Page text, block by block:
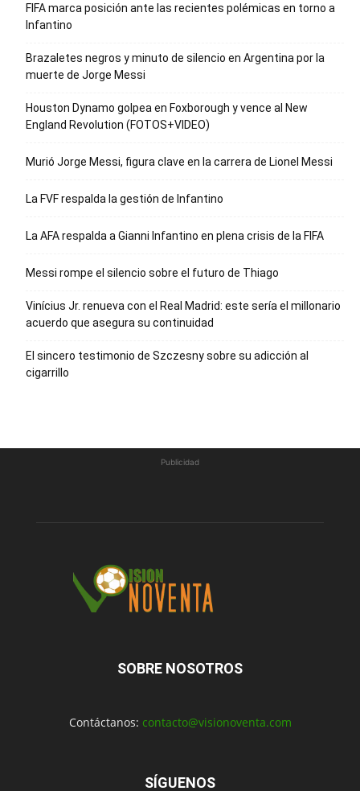
FIFA marca posición ante las recientes polémicas en torno a
Infantino
Brazaletes negros y minuto de silencio en Argentina por la
muerte de Jorge Messi
Houston Dynamo golpea en Foxborough y vence al New
England Revolution (FOTOS+VIDEO)
Murió Jorge Messi, figura clave en la carrera de Lionel Messi
La FVF respalda la gestión de Infantino
La AFA respalda a Gianni Infantino en plena crisis de la FIFA
Messi rompe el silencio sobre el futuro de Thiago
Vinícius Jr. renueva con el Real Madrid: este sería el millonario
acuerdo que asegura su continuidad
El sincero testimonio de Szczesny sobre su adicción al
cigarrillo
Publicidad
SOBRE NOSOTROS
Contáctanos: contacto@visionoventa.com
SÍGUENOS